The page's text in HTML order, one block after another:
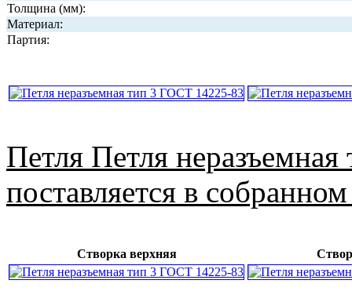
Толщина (мм):
Материал:
Партия:
Петля Петля
поставляется в
Створка верхняя